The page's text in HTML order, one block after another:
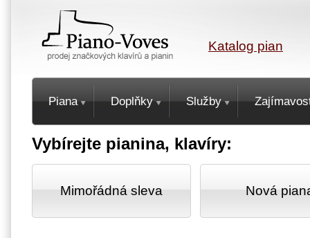
Katalog pian
Piana Doplňky Služby
Vybírejte pianina, klavíry:
Mimořádná sleva Nová